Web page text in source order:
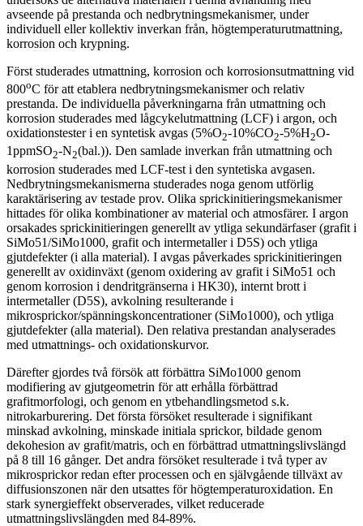
avseende på prestanda och nedbrytningsmekanismer, under
individuell eller kollektiv inverkan från, högtemperaturutmattning,
korrosion och krypning.
Först studerades utmattning, korrosion och korrosionsutmattning vid
800oC för att etablera nedbrytningsmekanismer och relativ
prestanda. De individuella påverkningarna från utmattning och
korrosion studerades med lågcykelutmattning (LCF) i argon, och
oxidationstester i en syntetisk avgas (5%O2-10%CO2-5%H2O-
1ppmSO2-N2(bal.)). Den samlade inverkan från utmattning och
korrosion studerades med LCF-test i den syntetiska avgasen.
Nedbrytningsmekanismerna studerades noga genom utförlig
karaktärisering av testade prov. Olika sprickinitieringsmekanismer
hittades för olika kombinationer av material och atmosfärer. I argon
orsakades sprickinitieringen generellt av ytliga sekundärfaser (grafit i
SiMo51/SiMo1000, grafit och intermetaller i D5S) och ytliga
gjutdefekter (i alla material). I avgas påverkades sprickinitieringen
generellt av oxidinväxt (genom oxidering av grafit i SiMo51 och
genom korrosion i dendritgränserna i HK30), internt brott i
intermetaller (D5S), avkolning resulterande i
mikrosprickor/spänningskoncentrationer (SiMo1000), och ytliga
gjutdefekter (alla material). Den relativa prestandan analyserades
med utmattnings- och oxidationskurvor.
Därefter gjordes två försök att förbättra SiMo1000 genom
modifiering av gjutgeometrin för att erhålla förbättrad
grafitmorfologi, och genom en ytbehandlingsmetod s.k.
nitrokarburering. Det första försöket resulterade i signifikant
minskad avkolning, minskade initiala sprickor, bildade genom
dekohesion av grafit/matris, och en förbättrad utmattningslivslängd
på 8 till 16 gånger. Det andra försöket resulterade i två typer av
mikrosprickor redan efter processen och en självgående tillväxt av
diffusionszonen när den utsattes för högtemperaturoxidation. En
stark synergieffekt observerades, vilket reducerade
utmattningslivslängden med 84-89%.